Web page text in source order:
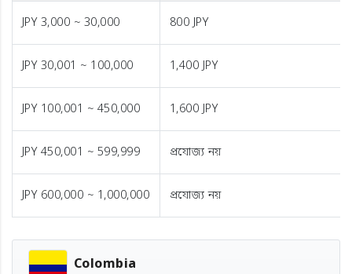
JPY 3,000 ~ 30,000 800 JPY
JPY 30,001 ~ 100,000 1,400 JPY
JPY 100,001 ~ 450,000 1,600 JPY
JPY 450,001 ~ 599,999 প্রযোজ্য নয়
JPY 600,000 ~ 1,000,000 প্রযোজ্য নয়
Colombia